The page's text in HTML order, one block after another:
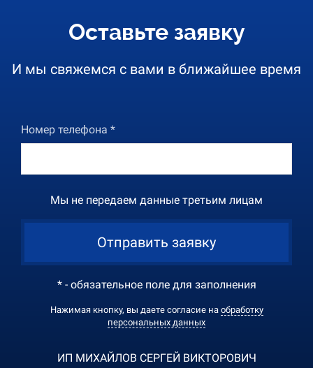
Оставьте заявку
И мы свяжемся с вами в ближайшее время
Номер телефона *
Мы не передаем данные третьим лицам
Отправить заявку
* - обязательное поле для заполнения
Нажимая кнопку, вы даете согласие на обработку
персональных данных
ИП МИХАЙЛОВ СЕРГЕЙ ВИКТОРОВИЧ